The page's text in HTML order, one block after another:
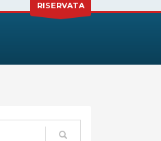
RISERVATA